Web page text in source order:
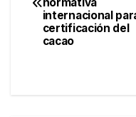
o
o
k
entradas
internacional
certificación del
cacao